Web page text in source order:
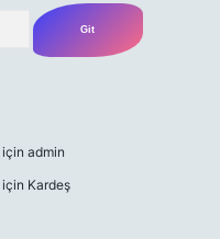
için admin
için Kardeş